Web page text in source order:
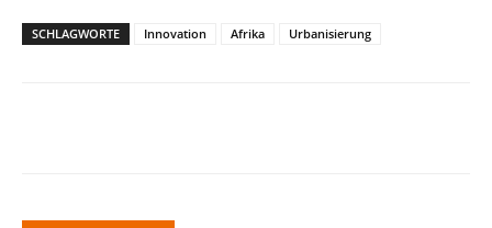
SCHLAGWORTE Innovation Afrika Urbanisierung